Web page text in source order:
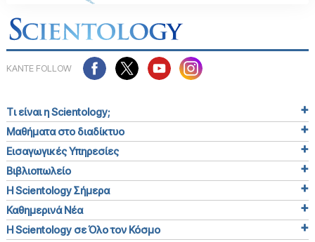
ΚΑΝΤΕ FOLLOW
Τι είναι η Scientology;
Μαθήματα στο διαδίκτυο
Εισαγωγικές Υπηρεσίες
Βιβλιοπωλείο
Η Scientology Σήμερα
Καθημερινά Νέα
Η Scientology σε Όλο τον Κόσμο